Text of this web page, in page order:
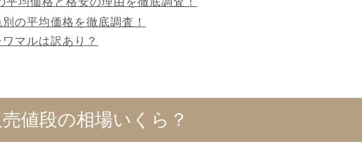
の平均価格を徹底調査！
マルは訳あり？
値段の相場いくら？